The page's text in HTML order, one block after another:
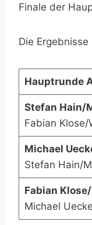
Finale der
Die
Hauptrunde
Stefan Hain/
Fabian Klose/
Michael
Stefan Hain/
Fabian
Michael